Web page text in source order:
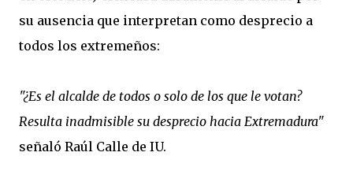
su ausencia que interpretan como desprecio a
todos los extremeños:
"¿Es el alcalde de todos o solo de los que le votan?
Resulta inadmisible su desprecio hacia Extremadura"
señaló Raúl Calle de IU.